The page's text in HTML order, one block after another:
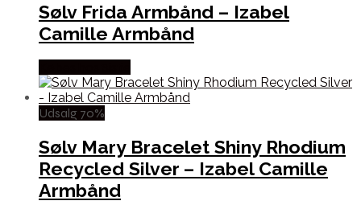
Sølv Frida Armbånd – Izabel
Camille Armbånd
Udsalg 70%
Sølv Mary Bracelet Shiny Rhodium
Recycled Silver – Izabel Camille
Armbånd